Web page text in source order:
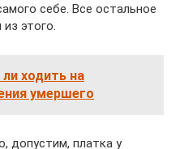
себе. Все остальное
этого.
ходить на
умершего
допустим, платка у